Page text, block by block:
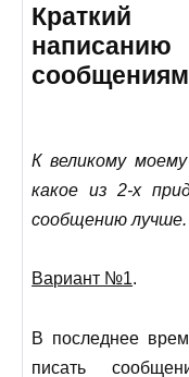
Краткий
К великому
какое из 2-х
сообщению
Вариант №1.
В последнее
писать